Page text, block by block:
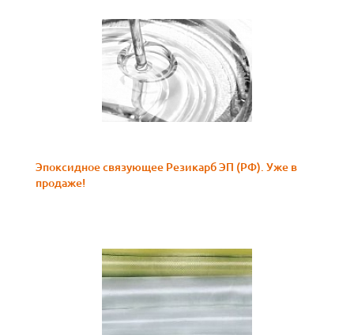
Эпоксидное связующее Резикарб ЭП (РФ). Уже в
продаже!